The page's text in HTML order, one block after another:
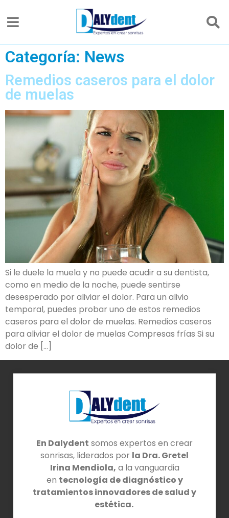
Categoría: News
Remedios caseros para el dolor
de muelas
Si le duele la muela y no puede acudir a su dentista,
como en medio de la noche, puede sentirse
desesperado por aliviar el dolor. Para un alivio
temporal, puedes probar uno de estos remedios
caseros para el dolor de muelas. Remedios caseros
para aliviar el dolor de muelas Compresas frías Si su
dolor de […]
En Dalydent somos expertos en crear
sonrisas, liderados por la Dra. Gretel
Irina Mendiola, a la vanguardia
en tecnología de diagnóstico y
tratamientos innovadores de salud y
estética.